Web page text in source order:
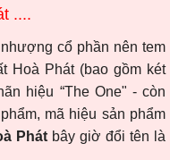
....
cổ phần nên tem
Hoà Phát (bao gồm két
hiệu “The One" - còn
mã hiệu sản phẩm
Phát bây giờ đổi tên là